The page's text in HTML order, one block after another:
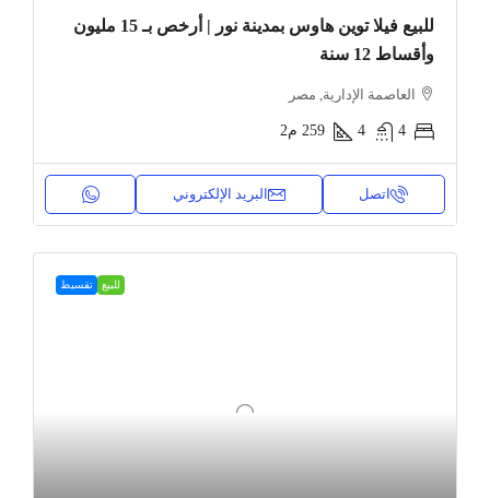
للبيع فيلا توين هاوس بمدينة نور | أرخص بـ 15 مليون
وأقساط 12 سنة
العاصمة الإدارية, مصر
4
4
259 م2
اتصل البريد الإلكتروني
للبيع تقسيط